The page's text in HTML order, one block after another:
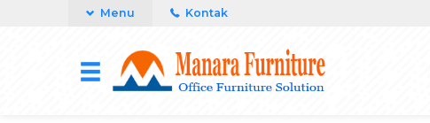
Menu Kontak